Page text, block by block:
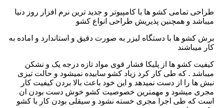
طراحی تمامی کشو ها با کامپیوتر و جدید ترین نرم افزار روز دنیا
میباشد و همچنین پذیریش طراحی انواع کشو
برش کشو ها با دستگاه لیزر به صورت دقیق و استاندارد و اماده به
کار میباشند
کیفیت کشو ها از پلیکا فشار قوی مواد تازه درجه یک و نشکن
میباشد . که طی کار کرد زیاد کشو سابیده نمیشود و حالت تیزی
نبش ها را از دست نمیدهد و این خود باعث بالا بردن کیفیت کار
مجری میشود و مهمترین خصوصیت کشو خوش دست بودن ان
است که طی اجرا مجری خسته نشود و سیقلی بودن کار با کشو